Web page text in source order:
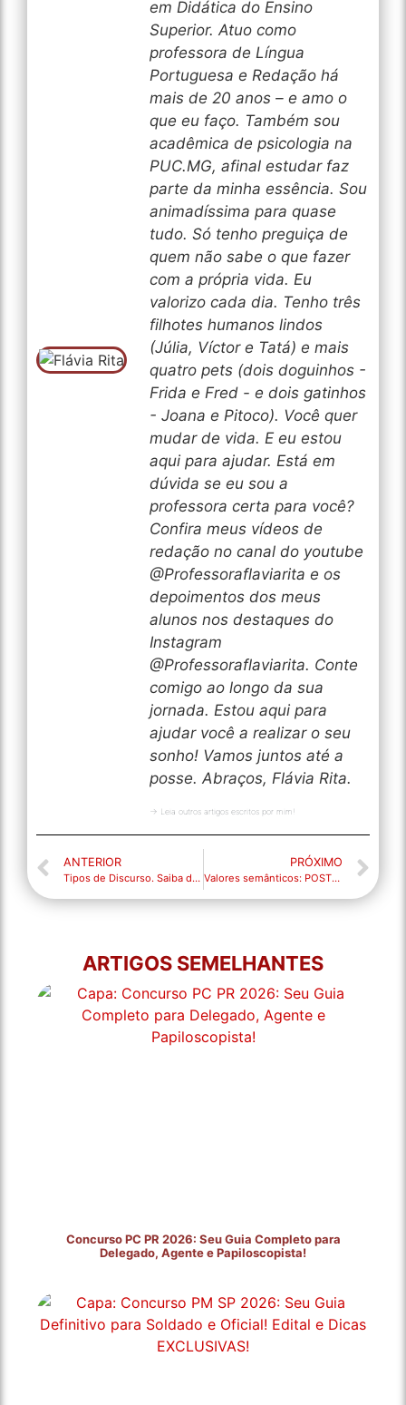
em Didática do Ensino
Superior. Atuo como
professora de Língua
Portuguesa e Redação há
mais de 20 anos – e amo o
que eu faço. Também sou
acadêmica de psicologia na
PUC.MG, afinal estudar faz
parte da minha essência. Sou
animadíssima para quase
tudo. Só tenho preguiça de
quem não sabe o que fazer
com a própria vida. Eu
valorizo cada dia. Tenho três
filhotes humanos lindos
(Júlia, Víctor e Tatá) e mais
quatro pets (dois doguinhos -
Frida e Fred - e dois gatinhos
- Joana e Pitoco). Você quer
mudar de vida. E eu estou
aqui para ajudar. Está em
dúvida se eu sou a
professora certa para você?
Confira meus vídeos de
redação no canal do youtube
@Professoraflaviarita e os
depoimentos dos meus
alunos nos destaques do
Instagram
@Professoraflaviarita. Conte
comigo ao longo da sua
jornada. Estou aqui para
ajudar você a realizar o seu
sonho! Vamos juntos até a
posse. Abraços, Flávia Rita.
→ Leia outros artigos escritos por mim!
ANTERIOR
Tipos de Discurso. Saiba diferenciar!
PRÓXIMO
Valores semânticos: POSTO QUE!
ARTIGOS SEMELHANTES
Concurso PC PR 2026: Seu Guia Completo para
Delegado, Agente e Papiloscopista!